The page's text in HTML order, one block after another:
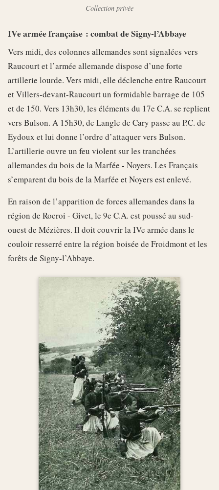
Collection privée
IVe armée française : combat de Signy-l’Abbaye
Vers midi, des colonnes allemandes sont signalées vers
Raucourt et l’armée allemande dispose d’une forte
artillerie lourde. Vers midi, elle déclenche entre Raucourt
et Villers-devant-Raucourt un formidable barrage de 105
et de 150. Vers 13h30, les éléments du 17e C.A. se replient
vers Bulson. A 15h30, de Langle de Cary passe au P.C. de
Eydoux et lui donne l’ordre d’attaquer vers Bulson.
L’artillerie ouvre un feu violent sur les tranchées
allemandes du bois de la Marfée - Noyers. Les Français
s’emparent du bois de la Marfée et Noyers est enlevé.
En raison de l’apparition de forces allemandes dans la
région de Rocroi - Givet, le 9e C.A. est poussé au sud-
ouest de Mézières. Il doit couvrir la IVe armée dans le
couloir resserré entre la région boisée de Froidmont et les
forêts de Signy-l’Abbaye.